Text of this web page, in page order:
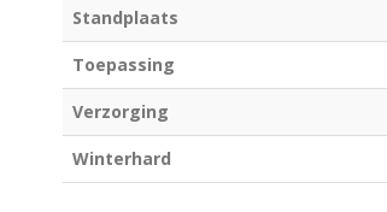
Standplaats
Toepassing
Verzorging
Winterhard